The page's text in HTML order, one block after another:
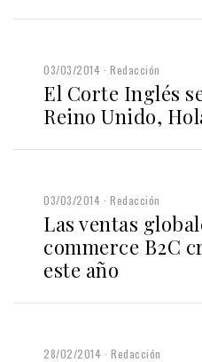
03/03/2014 Redacción
El Corte Inglés
Reino Unido,
03/03/2014 Redacción
Las ventas
commerce B2C
este año
28/02/2014 Redacción